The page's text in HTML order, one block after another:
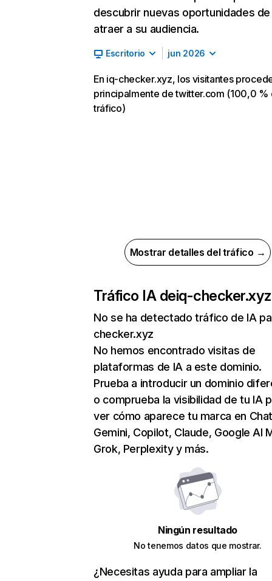
descubrir nuevas oportunidades de
atraer a su audiencia.
Escritorio jun 2026
En iq-checker.xyz, los visitantes
principalmente de twitter.com (100,0 %
tráfico)
Mostrar detalles del tráfico →
Tráfico IA deiq-checker.xyz
No se ha detectado tráfico de IA
checker.xyz
No hemos encontrado visitas de
plataformas de IA a este dominio.
Prueba a introducir un dominio
o comprueba la visibilidad de tu IA
ver cómo aparece tu marca en
Gemini, Copilot, Claude, Google AI
Grok, Perplexity y más.
Ningún resultado
No tenemos datos que mostrar.
¿Necesitas ayuda para ampliar la